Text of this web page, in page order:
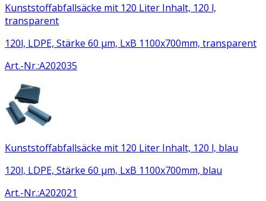
Kunststoffabfallsäcke mit 120 Liter Inhalt, 120 l,
transparent
120l, LDPE, Stärke 60 µm, LxB 1100x700mm, transparent
Art.-Nr.:A202035
Kunststoffabfallsäcke mit 120 Liter Inhalt, 120 l, blau
120l, LDPE, Stärke 60 µm, LxB 1100x700mm, blau
Art.-Nr.:A202021